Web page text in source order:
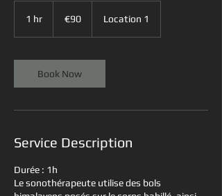
1 hr €90 Location 1
Book Now
Service Description
Durée : 1h
Le sonothérapeute utilise des bols